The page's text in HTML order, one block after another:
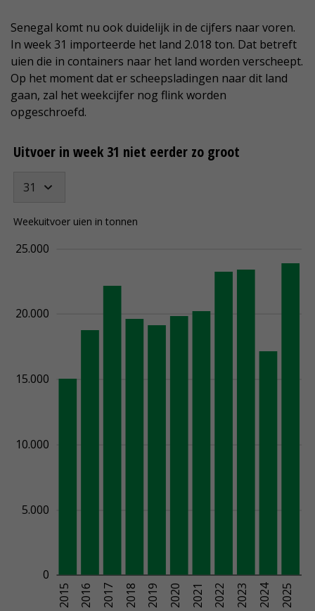
Senegal komt nu ook duidelijk in de cijfers naar voren.
In week 31 importeerde het land 2.018 ton. Dat betreft
uien die in containers naar het land worden verscheept.
Op het moment dat er scheepsladingen naar dit land
gaan, zal het weekcijfer nog flink worden
opgeschroefd.